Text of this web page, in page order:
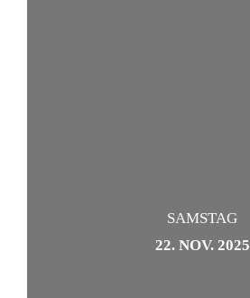
SAMSTAG
22. NOV. 2025